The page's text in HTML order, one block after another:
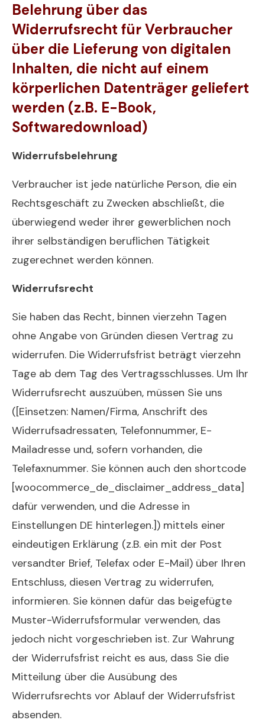
Belehrung über das
Widerrufsrecht für Verbraucher
über die Lieferung von digitalen
Inhalten, die nicht auf einem
körperlichen Datenträger geliefert
werden (z.B. E-Book,
Softwaredownload)
Widerrufsbelehrung
Verbraucher ist jede natürliche Person, die ein
Rechtsgeschäft zu Zwecken abschließt, die
überwiegend weder ihrer gewerblichen noch
ihrer selbständigen beruflichen Tätigkeit
zugerechnet werden können.
Widerrufsrecht
Sie haben das Recht, binnen vierzehn Tagen
ohne Angabe von Gründen diesen Vertrag zu
widerrufen. Die Widerrufsfrist beträgt vierzehn
Tage ab dem Tag des Vertragsschlusses. Um Ihr
Widerrufsrecht auszuüben, müssen Sie uns
([Einsetzen: Namen/Firma, Anschrift des
Widerrufsadressaten, Telefonnummer, E-
Mailadresse und, sofern vorhanden, die
Telefaxnummer. Sie können auch den shortcode
[woocommerce_de_disclaimer_address_data]
dafür verwenden, und die Adresse in
Einstellungen DE hinterlegen.]) mittels einer
eindeutigen Erklärung (z.B. ein mit der Post
versandter Brief, Telefax oder E-Mail) über Ihren
Entschluss, diesen Vertrag zu widerrufen,
informieren. Sie können dafür das beigefügte
Muster-Widerrufsformular verwenden, das
jedoch nicht vorgeschrieben ist. Zur Wahrung
der Widerrufsfrist reicht es aus, dass Sie die
Mitteilung über die Ausübung des
Widerrufsrechts vor Ablauf der Widerrufsfrist
absenden.